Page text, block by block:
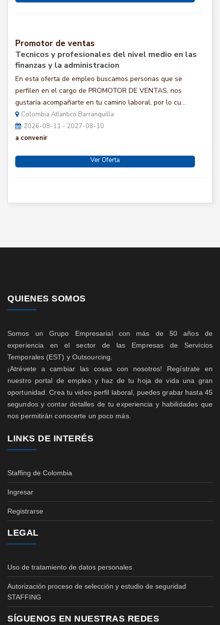
Promotor de ventas
Tecnicos y profesionales del nivel medio en las
finanzas y la administracion
En esta oferta de empleo buscamos personas que se
perfilen en el cargo de PROMOTOR DE VENTAS, nos
gustaría acompañarte en tu camino laboral, por lo cu...
Colombia Atlantico Barranquilla
2026-08-11 - 2027-08-10
a convenir
Ver Oferta
QUIENES SOMOS
Somos un Grupo Empresarial con más de 50 años de
experiencia en el sector de las Empresas de Servicios
Temporales (EST) y Outsourcing.
¡Atrévete a cambiar las cosas con nosotros! Regístrate en
nuestro portal de empleo y haz de tu hoja de vida una gran
oportunidad. Crea tu video perfil laboral, puedes grabar hasta 45
segundos y contar detalles de tu experiencia y habilidades que
nos permitirán conocerte un poco más.
LINKS DE INTERÉS
Staffing de Colombia
Ingresar
Registrarse
LEGAL
Uso de tratamiento de datos personales
Autorización proceso de selección y estudio de seguridad
STAFFING
SÍGUENOS EN NUESTRAS REDES